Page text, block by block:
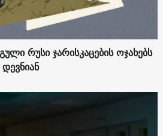
რუსი ჯარისკაცების ოჯახებს